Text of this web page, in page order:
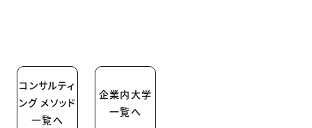
コンサルティ
ング メソッド
一覧へ
企業内大学
一覧へ